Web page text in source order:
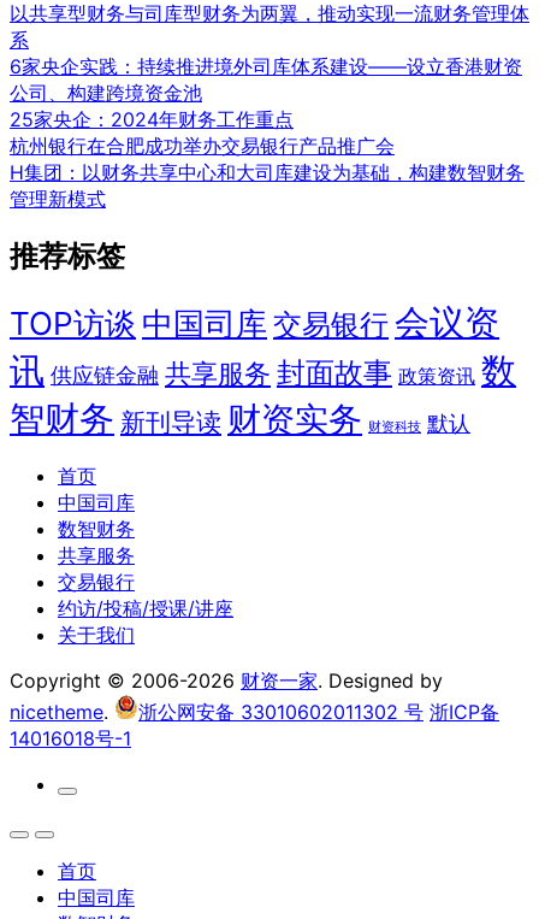
以共享型财务与司库型财务为两翼，推动实现一流财务管理体
系
6家央企实践：持续推进境外司库体系建设——设立香港财资
公司、构建跨境资金池
25家央企：2024年财务工作重点
杭州银行在合肥成功举办交易银行产品推广会
H集团：以财务共享中心和大司库建设为基础，构建数智财务
管理新模式
推荐标签
TOP访谈 中国司库 交易银行会议资
讯 供应链金融 共享服务 封面故事 政策资讯 数
智财务 新刊导读 财资实务 财资科技 默认
首页
中国司库
数智财务
共享服务
交易银行
约访/投稿/授课/讲座
关于我们
Copyright © 2006-2026 财资一家. Designed by
nicetheme. 浙公网安备 33010602011302 号 浙ICP备
14016018号-1
首页
中国司库